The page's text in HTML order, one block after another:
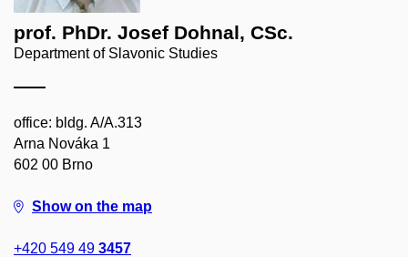
prof. PhDr. Josef Dohnal, CSc.
Department of Slavonic Studies
office: bldg. A/A.313
Arna Nováka 1
602 00 Brno
Show on the map
+420 549 49 3457